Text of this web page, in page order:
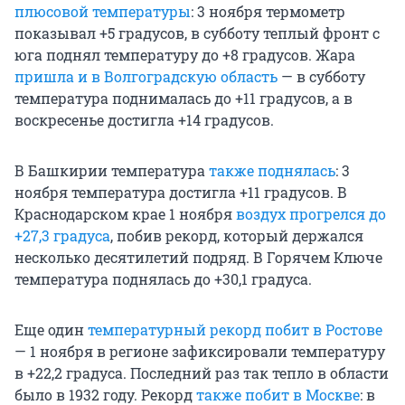
плюсовой температуры: 3 ноября термометр
показывал +5 градусов, в субботу теплый фронт с
юга поднял температуру до +8 градусов. Жара
пришла и в Волгоградскую область — в субботу
температура поднималась до +11 градусов, а в
воскресенье достигла +14 градусов.
В Башкирии температура также поднялась: 3
ноября температура достигла +11 градусов. В
Краснодарском крае 1 ноябрявоздух прогрелся до
+27,3 градуса, побив рекорд, который держался
несколько десятилетий подряд. В Горячем Ключе
температура поднялась до +30,1 градуса.
Еще одинтемпературный рекорд побит в Ростове
— 1 ноября в регионе зафиксировали температуру
в +22,2 градуса. Последний раз так тепло в области
было в 1932 году. Рекордтакже побит в Москве: в